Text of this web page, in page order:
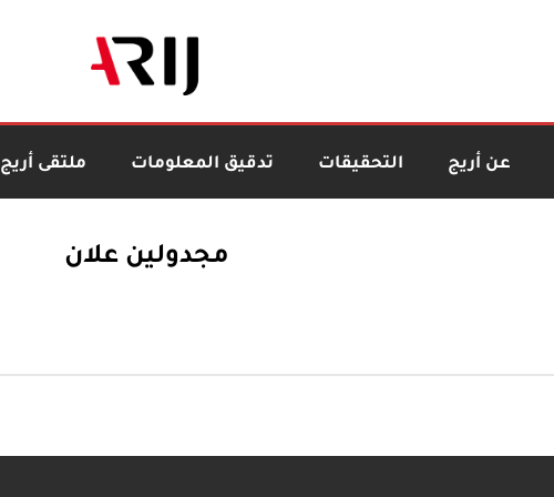
عن أريج التحقيقات تدقيق المعلومات ملتقى أريج
مجدولين علان